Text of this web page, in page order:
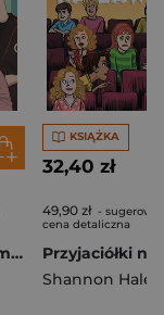
True Beauty. Tom 10
KSIĄŻKA
32,40 zł
49,90 zł -
cena detaliczna
Shannon Hale